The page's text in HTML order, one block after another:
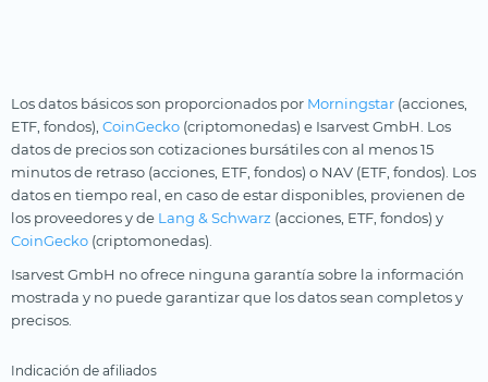
Los datos básicos son proporcionados por Morningstar (acciones,
ETF, fondos), CoinGecko (criptomonedas) e Isarvest GmbH. Los
datos de precios son cotizaciones bursátiles con al menos 15
minutos de retraso (acciones, ETF, fondos) o NAV (ETF, fondos). Los
datos en tiempo real, en caso de estar disponibles, provienen de
los proveedores y de Lang & Schwarz (acciones, ETF, fondos) y
CoinGecko (criptomonedas).
Isarvest GmbH no ofrece ninguna garantía sobre la información
mostrada y no puede garantizar que los datos sean completos y
precisos.
Indicación de afiliados